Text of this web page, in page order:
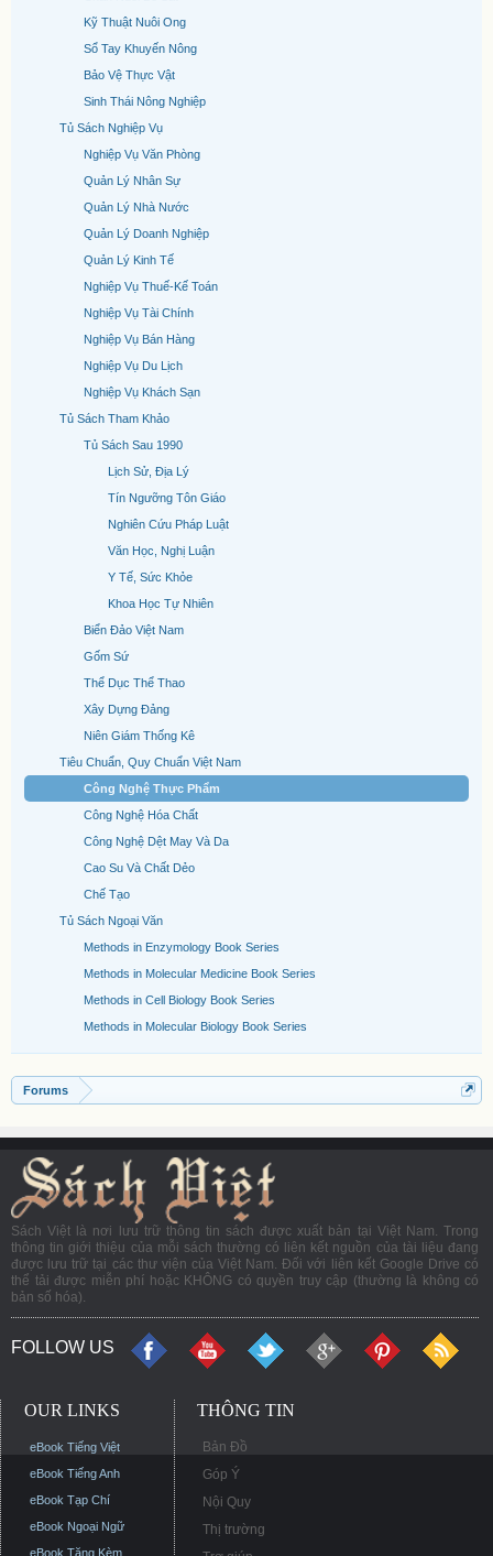
Kỹ Thuật Nuôi Ong
Sổ Tay Khuyến Nông
Bảo Vệ Thực Vật
Sinh Thái Nông Nghiệp
Tủ Sách Nghiệp Vụ
Nghiệp Vụ Văn Phòng
Quản Lý Nhân Sự
Quản Lý Nhà Nước
Quản Lý Doanh Nghiệp
Quản Lý Kinh Tế
Nghiệp Vụ Thuế-Kế Toán
Nghiệp Vụ Tài Chính
Nghiệp Vụ Bán Hàng
Nghiệp Vụ Du Lịch
Nghiệp Vụ Khách Sạn
Tủ Sách Tham Khảo
Tủ Sách Sau 1990
Lịch Sử, Địa Lý
Tín Ngưỡng Tôn Giáo
Nghiên Cứu Pháp Luật
Văn Học, Nghị Luận
Y Tế, Sức Khỏe
Khoa Học Tự Nhiên
Biển Đảo Việt Nam
Gốm Sứ
Thể Dục Thể Thao
Xây Dựng Đảng
Niên Giám Thống Kê
Tiêu Chuẩn, Quy Chuẩn Việt Nam
Công Nghệ Thực Phẩm
Công Nghệ Hóa Chất
Công Nghệ Dệt May Và Da
Cao Su Và Chất Dẻo
Chế Tạo
Tủ Sách Ngoại Văn
Methods in Enzymology Book Series
Methods in Molecular Medicine Book Series
Methods in Cell Biology Book Series
Methods in Molecular Biology Book Series
Forums
Sách Việt là nơi lưu trữ thông tin sách được xuất bản tại Việt Nam. Trong
thông tin giới thiệu của mỗi sách thường có liên kết nguồn của tài liệu đang
được lưu trữ tại các thư viện của Việt Nam. Đối với liên kết Google Drive có
thể tải được miễn phí hoặc KHÔNG có quyền truy cập (thường là không có
bản số hóa).
FOLLOW US
OUR LINKS
eBook Tiếng Việt
eBook Tiếng Anh
eBook Tạp Chí
eBook Ngoại Ngữ
eBook Tặng Kèm
THÔNG TIN
Bản Đồ
Góp Ý
Nội Quy
Thị trường